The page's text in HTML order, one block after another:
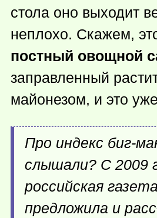
стола оно выходит
неплохо. Скажем,
постный овощной
заправленный
майонезом, и это
Про индекс биг-
слышали? С 2009
российская
предложила и